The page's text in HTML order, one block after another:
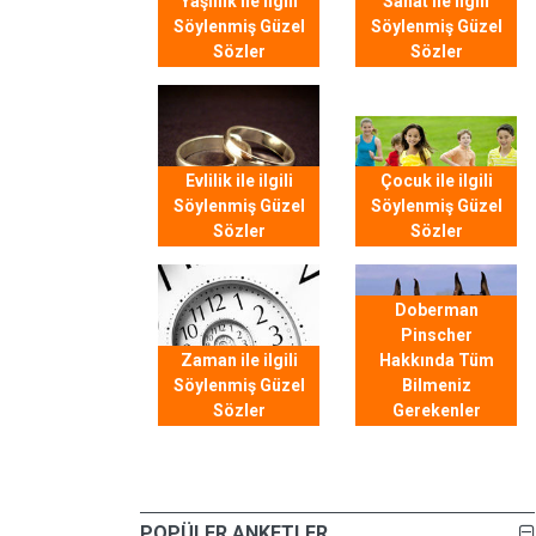
Söylenmiş Güzel
Sözler
Söylenmiş Güzel
Sözler
Evlilik ile ilgili
Söylenmiş Güzel
Sözler
Çocuk ile ilgili
Söylenmiş Güzel
Sözler
Zaman ile ilgili
Söylenmiş Güzel
Sözler
Doberman
Pinscher
Hakkında Tüm
Bilmeniz
Gerekenler